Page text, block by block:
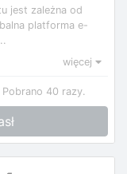
jest zależna od
platforma e-
więcej
Pobrano 40 razy.